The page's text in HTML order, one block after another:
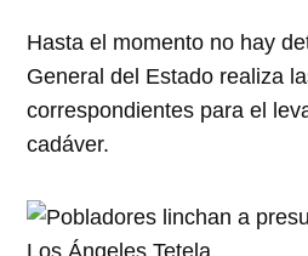
Hasta el momento no hay
General del Estado realiza
correspondientes para el
cadáver.